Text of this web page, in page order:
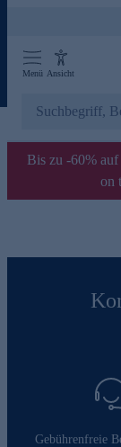
Menü Ansicht
Bis zu -60%
on
Gebührenfreie